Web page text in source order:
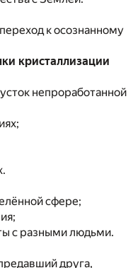
к осознанному
кристаллизации
непроработанной
сфере;
с разными людьми.
друга,